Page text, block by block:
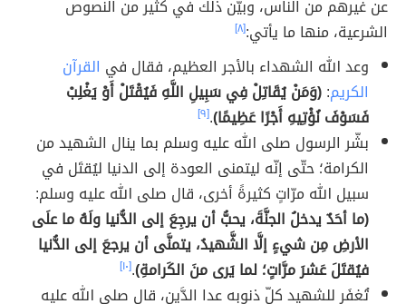
عن غيرهم من الناس، وبيّن ذلك في كثير من النصوص
الشرعية، منها ما يأتي:[٨]
وعد الله الشهداء بالأجر العظيم، فقال في القرآن
الكريم:(وَمَنْ يُقَاتِلْ فِي سَبِيلِ اللَّهِ فَيُقْتَلْ أَوْ يَغْلِبْ
فَسَوْفَ نُؤْتِيهِ أَجْرًا عَظِيمًا).[٩]
بشّر الرسول صلى الله عليه وسلم بما ينال الشهيد من
الكرامة؛ حتّى إنّه ليتمنى العودة إلى الدنيا ليُقتَل في
سبيل الله مرّاتٍ كثيرةً أخرى، قال صلى الله عليه وسلم:
(ما أحَدٌ يدخلُ الجنَّةَ، يحبُّ أن يرجِعَ إلى الدُّنيا ولَهُ ما علَى
الأرضِ مِن شيءٍ إلَّا الشَّهيدُ، يتمنَّى أن يرجعَ إلى الدُّنيا
فيُقتَلَ عَشرَ مرَّاتٍ؛ لما يَرى منَ الكَرامةِ).[١٠]
تُغفَر للشهيد كلّ ذنوبه عدا الدَّين، قال صلى الله عليه